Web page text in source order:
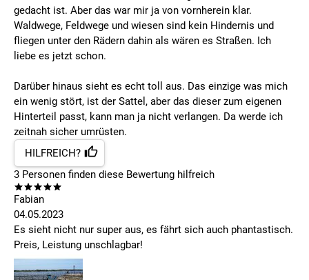
gedacht ist. Aber das war mir ja von vornherein klar.
Waldwege, Feldwege und wiesen sind kein Hindernis und
fliegen unter den Rädern dahin als wären es Straßen. Ich
liebe es jetzt schon.
Darüber hinaus sieht es echt toll aus. Das einzige was mich
ein wenig stört, ist der Sattel, aber das dieser zum eigenen
Hinterteil passt, kann man ja nicht verlangen. Da werde ich
zeitnah sicher umrüsten.
HILFREICH?
3 Personen finden diese Bewertung hilfreich
Fabian
04.05.2023
Es sieht nicht nur super aus, es fährt sich auch phantastisch.
Preis, Leistung unschlagbar!